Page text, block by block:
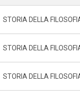
STORIA DELLA
STORIA DELLA
STORIA DELLA